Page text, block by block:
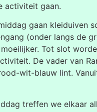
activiteit gaan.
gaan kleiduiven
(onder langs de
Tot slot
De vader van
wit-blauw lint.
treffen we elkaar